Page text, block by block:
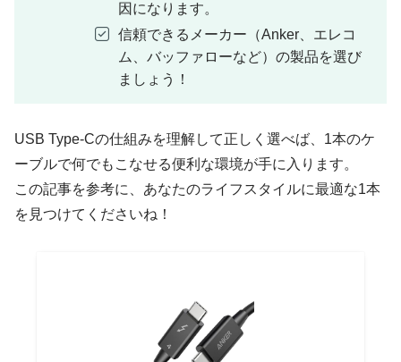
因になります。
信頼できるメーカー（Anker、エレコ
ム、バッファローなど）の製品を選び
ましょう！
USB Type-Cの仕組みを理解して正しく選べば、1本のケ
ーブルで何でもこなせる便利な環境が手に入ります。
この記事を参考に、あなたのライフスタイルに最適な1本
を見つけてくださいね！